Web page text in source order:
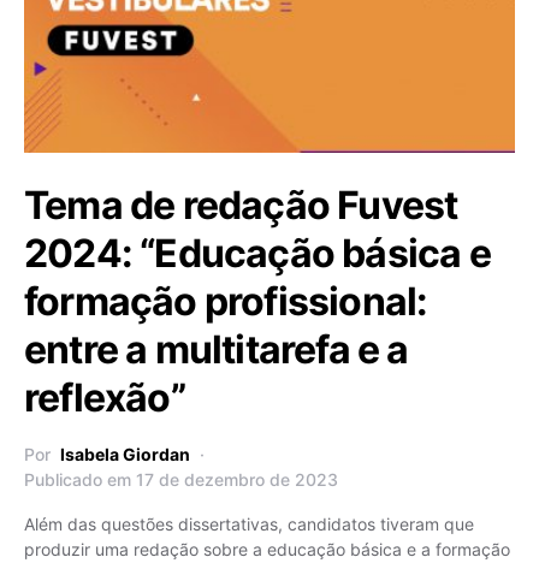
Tema de redação Fuvest
2024: “Educação básica e
formação profissional:
entre a multitarefa e a
reflexão”
Por Isabela Giordan
Publicado em 17 de dezembro de 2023
Além das questões dissertativas, candidatos tiveram que
produzir uma redação sobre a educação básica e a formação